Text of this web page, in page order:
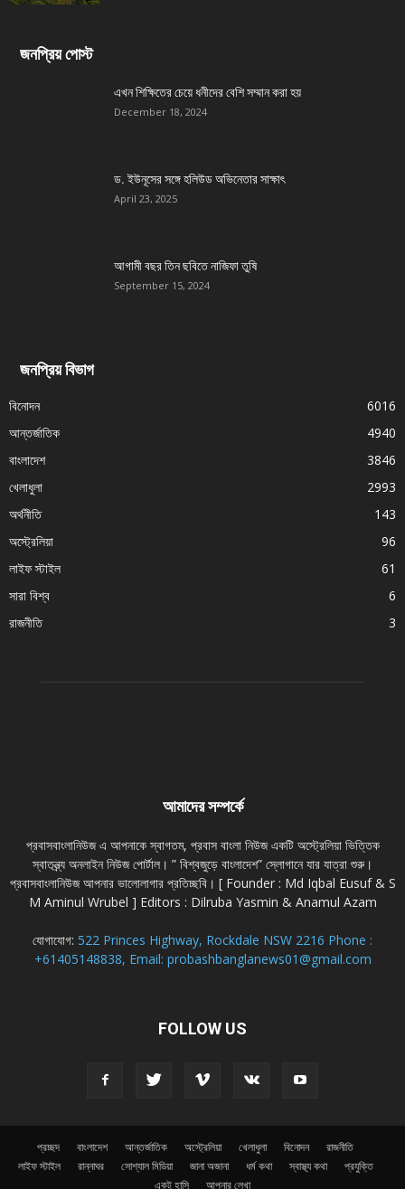
জনপ্রিয় পোস্ট
এখন শিক্ষিতের চেয়ে ধনীদের বেশি সম্মান করা হয়
December 18, 2024
ড. ইউনূসের সঙ্গে হলিউড অভিনেতার সাক্ষাৎ
April 23, 2025
আগামী বছর তিন ছবিতে নাজিফা তুষি
September 15, 2024
জনপ্রিয় বিভাগ
বিনোদন
6016
আন্তর্জাতিক
4940
বাংলাদেশ
3846
খেলাধুলা
2993
অর্থনীতি
143
অস্ট্রেলিয়া
96
লাইফ স্টাইল
61
সারা বিশ্ব
6
রাজনীতি
3
আমাদের সম্পর্কে
প্রবাসবাংলানিউজ এ আপনাকে স্বাগতম, প্রবাস বাংলা নিউজ একটি অস্ট্রেলিয়া ভিত্তিক
স্বাতন্ত্র্য অনলাইন নিউজ পোর্টাল। ” বিশ্বজুড়ে বাংলাদেশ” স্লোগানে যার যাত্রা শুরু।
প্রবাসবাংলানিউজ আপনার ভালোলাগার প্রতিচ্ছবি। [ Founder : Md Iqbal Eusuf & S
M Aminul Wrubel ] Editors : Dilruba Yasmin & Anamul Azam
যোগাযোগ: 522 Princes Highway, Rockdale NSW 2216 Phone :
+61405148838, Email: probashbanglanews01@gmail.com
FOLLOW US
প্রচ্ছদ বাংলাদেশ আন্তর্জাতিক অস্ট্রেলিয়া খেলাধুলা বিনোদন
রাজনীতি
লাইফ স্টাইল
রান্নাঘর সোশ্যাল মিডিয়া জানা অজানা ধর্ম কথা স্বাস্থ্য কথা
প্রযুক্তি
একটু হাসি
আপনার লেখা